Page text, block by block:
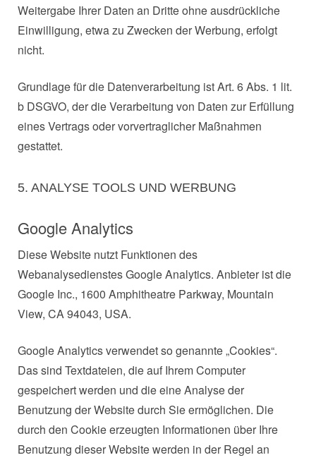
Weitergabe Ihrer Daten an Dritte ohne ausdrückliche
Einwilligung, etwa zu Zwecken der Werbung, erfolgt
nicht.
Grundlage für die Datenverarbeitung ist Art. 6 Abs. 1 lit.
b DSGVO, der die Verarbeitung von Daten zur Erfüllung
eines Vertrags oder vorvertraglicher Maßnahmen
gestattet.
5. ANALYSE TOOLS UND WERBUNG
Google Analytics
Diese Website nutzt Funktionen des
Webanalysedienstes Google Analytics. Anbieter ist die
Google Inc., 1600 Amphitheatre Parkway, Mountain
View, CA 94043, USA.
Google Analytics verwendet so genannte „Cookies“.
Das sind Textdateien, die auf Ihrem Computer
gespeichert werden und die eine Analyse der
Benutzung der Website durch Sie ermöglichen. Die
durch den Cookie erzeugten Informationen über Ihre
Benutzung dieser Website werden in der Regel an